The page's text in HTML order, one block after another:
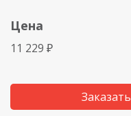
Цена
11 229 ₽
Заказать